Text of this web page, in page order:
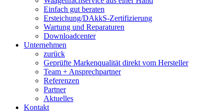
Einfach gut beraten
Ersteichung/DAkkS-Zertifizierung
Wartung und Reparaturen
Downloadcenter
Unternehmen
zurück
Geprüfte Markenqualität direkt vom Hersteller
Team + Ansprechpartner
Referenzen
Partner
Aktuelles
Kontakt